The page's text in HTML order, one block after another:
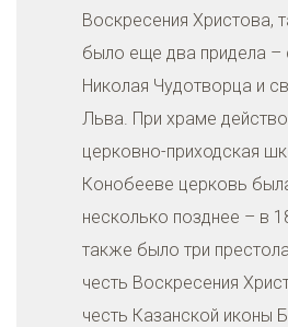
Воскресения Христова,
было еще два придела –
Николая Чудотворца и
Льва. При храме
церковно-приходская
Конобееве церковь
несколько позднее – в
также было три
честь Воскресения
честь Казанской иконы